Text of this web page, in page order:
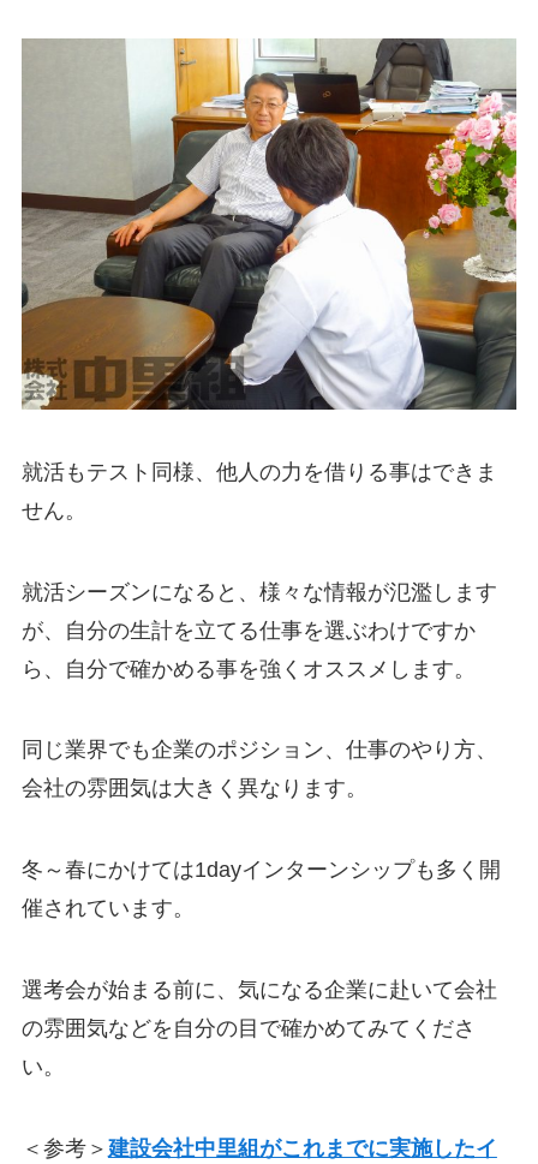
就活もテスト同様、他人の力を借りる事はできま
せん。
就活シーズンになると、様々な情報が氾濫します
が、自分の生計を立てる仕事を選ぶわけですか
ら、自分で確かめる事を強くオススメします。
同じ業界でも企業のポジション、仕事のやり方、
会社の雰囲気は大きく異なります。
冬～春にかけては1dayインターンシップも多く開
催されています。
選考会が始まる前に、気になる企業に赴いて会社
の雰囲気などを自分の目で確かめてみてくださ
い。
＜参考＞ 建設会社中里組がこれまでに実施したイ